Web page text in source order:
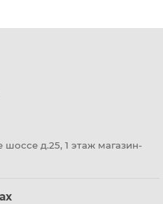
шоссе д.25, 1 этаж магазин-